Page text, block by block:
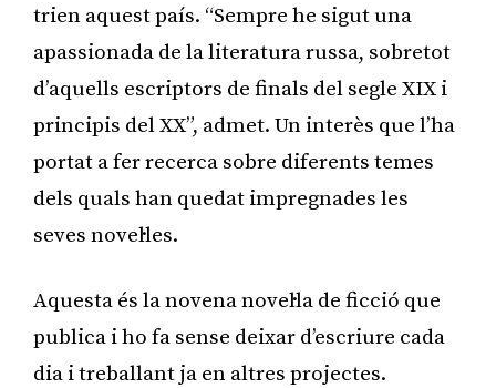
trien aquest país. “Sempre he sigut una
apassionada de la literatura russa, sobretot
d’aquells escriptors de finals del segle XIX i
principis del XX”, admet. Un interès que l’ha
portat a fer recerca sobre diferents temes
dels quals han quedat impregnades les
seves novel·les.
Aquesta és la novena novel·la de ficció que
publica i ho fa sense deixar d’escriure cada
dia i treballant ja en altres projectes.